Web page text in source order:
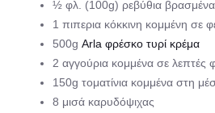
½ φλ. (100g) ρεβύθια βρασμένα
1 πιπερια κόκκινη κομμένη σε
500g Arla φρέσκο τυρί κρέμα
2 αγγούρια κομμένα σε λεπτές
150g τοματίνια κομμένα στη
8 μισά καρυδόψιχας